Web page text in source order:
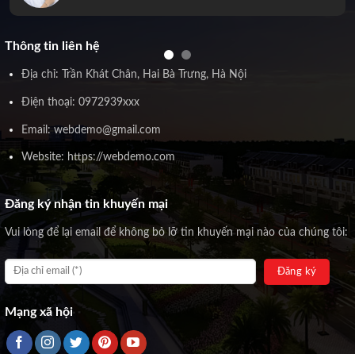
Thông tin liên hệ
Địa chỉ: Trần Khát Chân, Hai Bà Trưng, Hà Nội
Điện thoại: 0972939xxx
Email: webdemo@gmail.com
Website: https://webdemo.com
Đăng ký nhận tin khuyến mại
Vui lòng để lại email để không bỏ lỡ tin khuyến mại nào của chúng tôi:
Mạng xã hội